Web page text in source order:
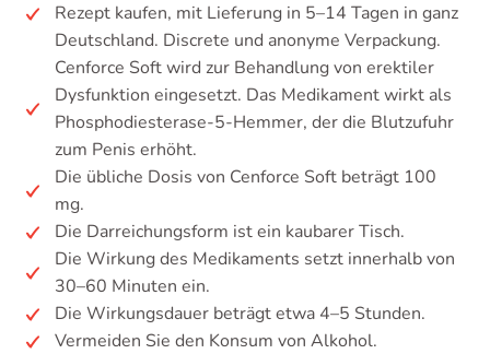
Rezept kaufen, mit Lieferung in 5–14 Tagen in ganz
Deutschland. Discrete und anonyme Verpackung.
Cenforce Soft wird zur Behandlung von erektiler
Dysfunktion eingesetzt. Das Medikament wirkt als
Phosphodiesterase-5-Hemmer, der die Blutzufuhr
zum Penis erhöht.
Die übliche Dosis von Cenforce Soft beträgt 100
mg.
Die Darreichungsform ist ein kaubarer Tisch.
Die Wirkung des Medikaments setzt innerhalb von
30–60 Minuten ein.
Die Wirkungsdauer beträgt etwa 4–5 Stunden.
Vermeiden Sie den Konsum von Alkohol.